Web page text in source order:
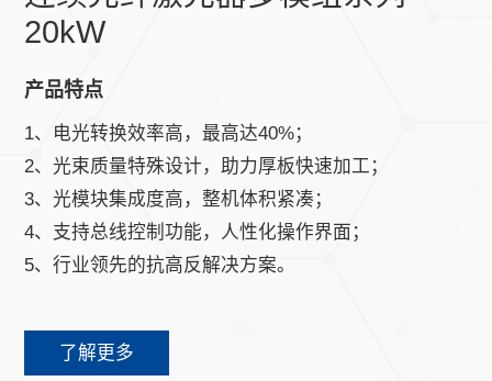
20kW
产品特点
1、电光转换效率高，最高达40%；
2、光束质量特殊设计，助力厚板快速加工；
3、光模块集成度高，整机体积紧凑；
4、支持总线控制功能，人性化操作界面；
5、行业领先的抗高反解决方案。
了解更多